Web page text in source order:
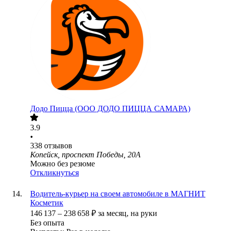
Додо Пицца (ООО ДОДО ПИЦЦА САМАРА)
3.9
•
338 отзывов
Копейск, проспект Победы, 20А
Можно без резюме
Откликнуться
Водитель-курьер на своем автомобиле в МАГНИТ
Косметик
146 137 – 238 658 ₽ за месяц, на руки
Без опыта